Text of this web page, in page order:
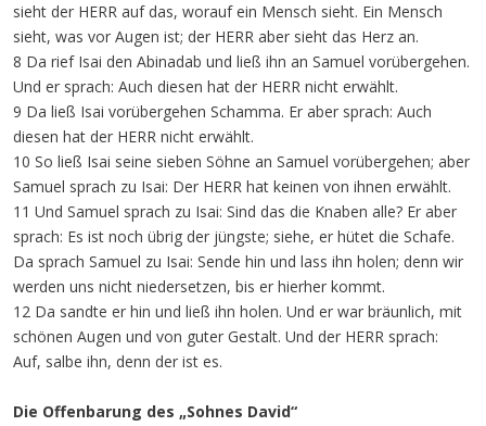
sieht der HERR auf das, worauf ein Mensch sieht. Ein Mensch
sieht, was vor Augen ist; der HERR aber sieht das Herz an.
8 Da rief Isai den Abinadab und ließ ihn an Samuel vorübergehen.
Und er sprach: Auch diesen hat der HERR nicht erwählt.
9 Da ließ Isai vorübergehen Schamma. Er aber sprach: Auch
diesen hat der HERR nicht erwählt.
10 So ließ Isai seine sieben Söhne an Samuel vorübergehen; aber
Samuel sprach zu Isai: Der HERR hat keinen von ihnen erwählt.
11 Und Samuel sprach zu Isai: Sind das die Knaben alle? Er aber
sprach: Es ist noch übrig der jüngste; siehe, er hütet die Schafe.
Da sprach Samuel zu Isai: Sende hin und lass ihn holen; denn wir
werden uns nicht niedersetzen, bis er hierher kommt.
12 Da sandte er hin und ließ ihn holen. Und er war bräunlich, mit
schönen Augen und von guter Gestalt. Und der HERR sprach:
Auf, salbe ihn, denn der ist es.
Die Offenbarung des „Sohnes David“